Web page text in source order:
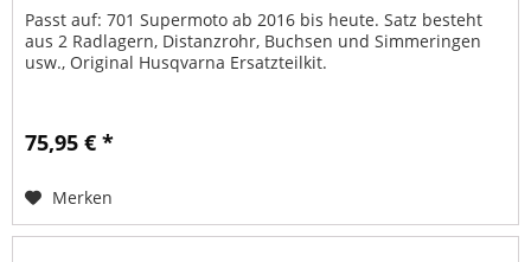
Passt auf: 701 Supermoto ab 2016 bis heute. Satz besteht
aus 2 Radlagern, Distanzrohr, Buchsen und Simmeringen
usw., Original Husqvarna Ersatzteilkit.
75,95 € *
Merken